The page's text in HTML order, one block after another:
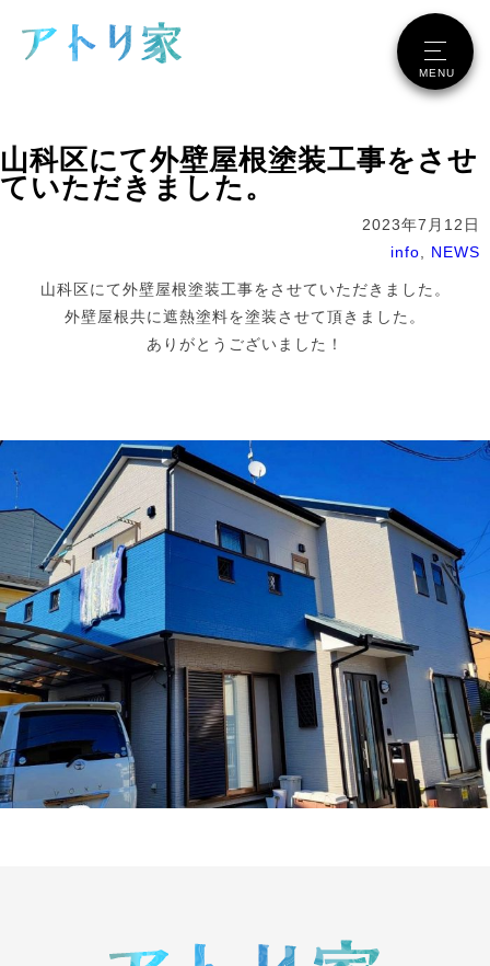
MENU
山科区にて外壁屋根塗装工事をさせ
ていただきました。
2023年7月12日
info, NEWS
山科区にて外壁屋根塗装工事をさせていただきました。
外壁屋根共に遮熱塗料を塗装させて頂きました。
ありがとうございました！